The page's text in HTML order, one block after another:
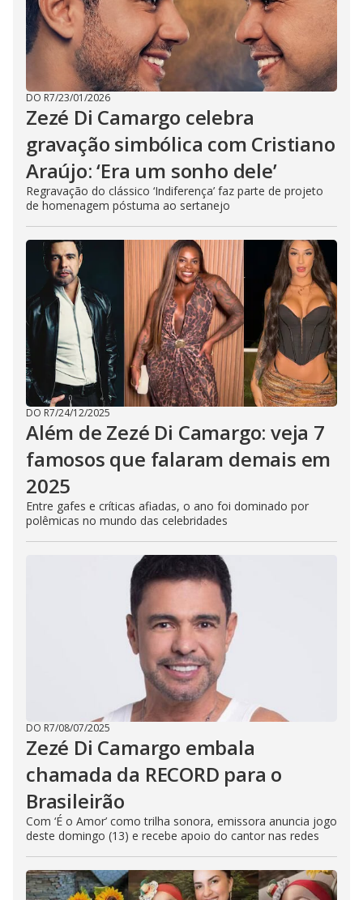
DO R7/23/01/2026
Zezé Di Camargo celebra
gravação simbólica com Cristiano
Araújo: ‘Era um sonho dele’
Regravação do clássico ‘Indiferença’ faz parte de projeto
de homenagem póstuma ao sertanejo
DO R7/24/12/2025
Além de Zezé Di Camargo: veja 7
famosos que falaram demais em
2025
Entre gafes e críticas afiadas, o ano foi dominado por
polêmicas no mundo das celebridades
DO R7/08/07/2025
Zezé Di Camargo embala
chamada da RECORD para o
Brasileirão
Com ‘É o Amor’ como trilha sonora, emissora anuncia jogo
deste domingo (13) e recebe apoio do cantor nas redes